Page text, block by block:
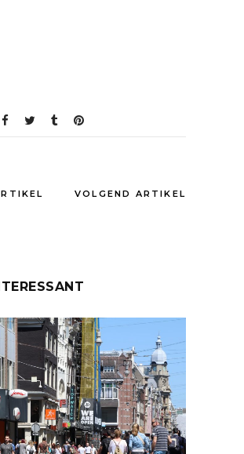
VOLGEND ARTIKEL